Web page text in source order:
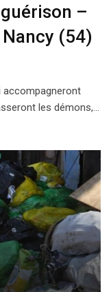
–
(54)
accompagneront
les démons,…